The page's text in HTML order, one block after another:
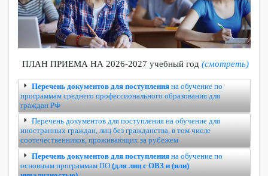
ПЛАН ПРИЕМА НА 2026-2027 учебный год(смотреть)
Перечень документов для поступленияна обучение по
программам среднего профессионального образования для
граждан РФ
Перечень документов для поступления на обучение для